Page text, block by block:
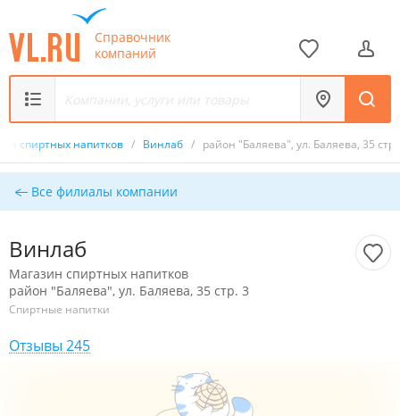
Справочник
компаний
спиртных напитков / Винлаб / район "Баляева", ул. Баляева, 35 стр.
Все филиалы компании
Винлаб
Магазин спиртных напитков
район "Баляева", ул. Баляева, 35 стр. 3
Спиртные напитки
Отзывы 245